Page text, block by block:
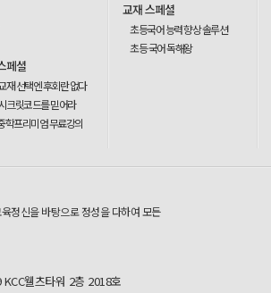
페셜
재 선택엔 후회란 없다
크릿코드를 믿어라
학프리미엄 무료강의
교재 스페셜
초등국어 능력 향상 솔루션
초등 국어 독해왕
정신을 바탕으로 정성을 다하여 모든
웰츠타워 2층 2018호